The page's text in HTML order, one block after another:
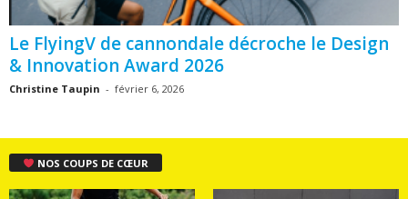
Le FlyingV de cannondale décroche le Design
& Innovation Award 2026
Christine Taupin - février 6, 2026
NOS COUPS DE CŒUR